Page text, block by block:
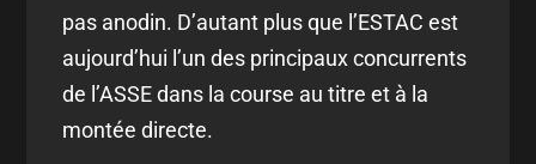
pas anodin. D’autant plus que l’ESTAC est
aujourd’hui l’un des principaux concurrents
de l’ASSE dans la course au titre et à la
montée directe.